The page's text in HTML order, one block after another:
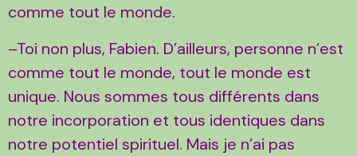
comme tout le monde.
–Toi non plus, Fabien. D’ailleurs, personne n’est
comme tout le monde, tout le monde est
unique. Nous sommes tous différents dans
notre incorporation et tous identiques dans
notre potentiel spirituel. Mais je n’ai pas